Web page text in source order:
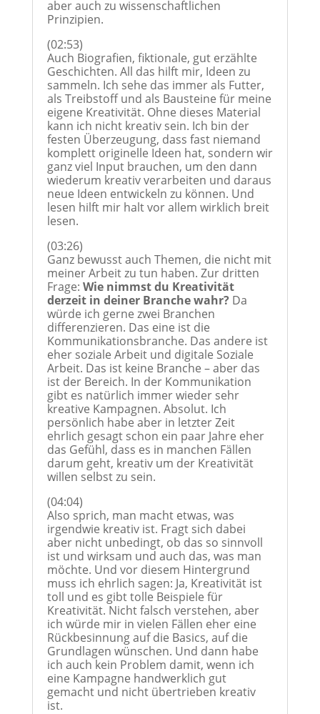
aber auch zu wissenschaftlichen
Prinzipien.
(02:53)
Auch Biografien, fiktionale, gut erzählte
Geschichten. All das hilft mir, Ideen zu
sammeln. Ich sehe das immer als Futter,
als Treibstoff und als Bausteine für meine
eigene Kreativität. Ohne dieses Material
kann ich nicht kreativ sein. Ich bin der
festen Überzeugung, dass fast niemand
komplett originelle Ideen hat, sondern wir
ganz viel Input brauchen, um den dann
wiederum kreativ verarbeiten und daraus
neue Ideen entwickeln zu können. Und
lesen hilft mir halt vor allem wirklich breit
lesen.
(03:26)
Ganz bewusst auch Themen, die nicht mit
meiner Arbeit zu tun haben. Zur dritten
Frage: Wie nimmst du Kreativität
derzeit in deiner Branche wahr?Da
würde ich gerne zwei Branchen
differenzieren. Das eine ist die
Kommunikationsbranche. Das andere ist
eher soziale Arbeit und digitale Soziale
Arbeit. Das ist keine Branche – aber das
ist der Bereich. In der Kommunikation
gibt es natürlich immer wieder sehr
kreative Kampagnen. Absolut. Ich
persönlich habe aber in letzter Zeit
ehrlich gesagt schon ein paar Jahre eher
das Gefühl, dass es in manchen Fällen
darum geht, kreativ um der Kreativität
willen selbst zu sein.
(04:04)
Also sprich, man macht etwas, was
irgendwie kreativ ist. Fragt sich dabei
aber nicht unbedingt, ob das so sinnvoll
ist und wirksam und auch das, was man
möchte. Und vor diesem Hintergrund
muss ich ehrlich sagen: Ja, Kreativität ist
toll und es gibt tolle Beispiele für
Kreativität. Nicht falsch verstehen, aber
ich würde mir in vielen Fällen eher eine
Rückbesinnung auf die Basics, auf die
Grundlagen wünschen. Und dann habe
ich auch kein Problem damit, wenn ich
eine Kampagne handwerklich gut
gemacht und nicht übertrieben kreativ
ist.